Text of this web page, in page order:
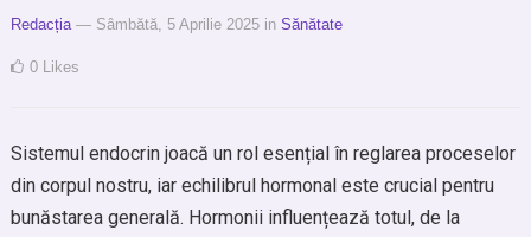
Redacția — Sâmbătă, 5 Aprilie 2025 in Sănătate
0 Likes
Sistemul endocrin joacă un rol esențial în reglarea proceselor
din corpul nostru, iar echilibrul hormonal este crucial pentru
bunăstarea generală. Hormonii influențează totul, de la